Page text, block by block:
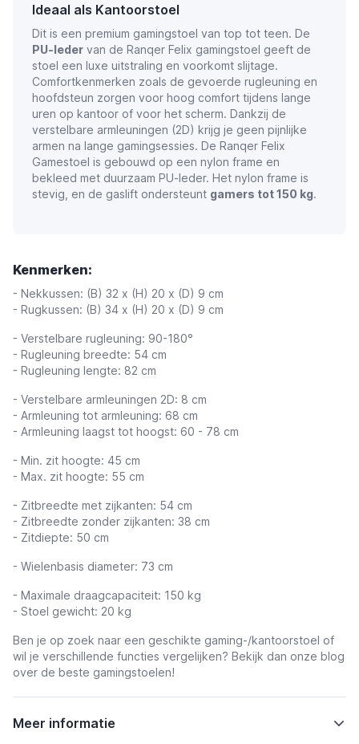
Ideaal als Kantoorstoel
Dit is een premium gamingstoel van top tot teen. De
PU-leder van de Ranqer Felix gamingstoel geeft de
stoel een luxe uitstraling en voorkomt slijtage.
Comfortkenmerken zoals de gevoerde rugleuning en
hoofdsteun zorgen voor hoog comfort tijdens lange
uren op kantoor of voor het scherm. Dankzij de
verstelbare armleuningen (2D) krijg je geen pijnlijke
armen na lange gamingsessies. De Ranqer Felix
Gamestoel is gebouwd op een nylon frame en
bekleed met duurzaam PU-leder. Het nylon frame is
stevig, en de gaslift ondersteunt gamers tot 150 kg.
Kenmerken:
- Nekkussen: (B) 32 x (H) 20 x (D) 9 cm
- Rugkussen: (B) 34 x (H) 20 x (D) 9 cm
- Verstelbare rugleuning: 90-180°
- Rugleuning breedte: 54 cm
- Rugleuning lengte: 82 cm
- Verstelbare armleuningen 2D: 8 cm
- Armleuning tot armleuning: 68 cm
- Armleuning laagst tot hoogst: 60 - 78 cm
- Min. zit hoogte: 45 cm
- Max. zit hoogte: 55 cm
- Zitbreedte met zijkanten: 54 cm
- Zitbreedte zonder zijkanten: 38 cm
- Zitdiepte: 50 cm
- Wielenbasis diameter: 73 cm
- Maximale draagcapaciteit: 150 kg
- Stoel gewicht: 20 kg
Ben je op zoek naar een geschikte gaming-/kantoorstoel of
wil je verschillende functies vergelijken? Bekijk dan onze blog
over de beste gamingstoelen!
Meer informatie